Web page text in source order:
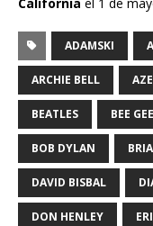
ADAMSKI
ARCHIE BELL
BEATLES BEE
BOB DYLAN
DAVID BISBAL
DON HENLEY